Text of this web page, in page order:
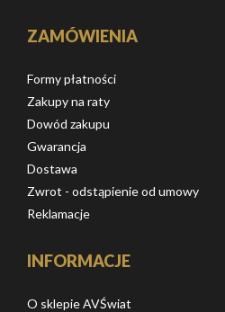
ZAMÓWIENIA
Formy płatności
Zakupy na raty
Dowód zakupu
Gwarancja
Dostawa
Zwrot - odstąpienie od umowy
Reklamacje
INFORMACJE
O sklepie AVŚwiat